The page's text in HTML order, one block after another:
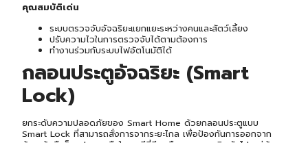
คุณสมบัติเด่น
ระบบตรวจจับอัจฉริยะแยกแยะระหว่างคนและสัตว์เลี้ยง
ปรับความไวในการตรวจจับได้ตามต้องการ
ทำงานร่วมกับระบบไฟอัตโนมัติได้
กลอนประตูอัจฉริยะ (Smart
Lock)
ยกระดับความปลอดภัยของ Smart Home ด้วยกลอนประตูแบบ
Smart Lock ที่สามารถสั่งการจากระยะไกล เพื่อป้องกันการออกจาก